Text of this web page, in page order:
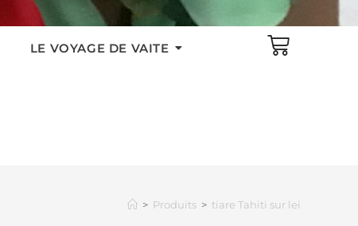
LE VOYAGE DE VAITE
> Produits > tiare Tahiti sur lei